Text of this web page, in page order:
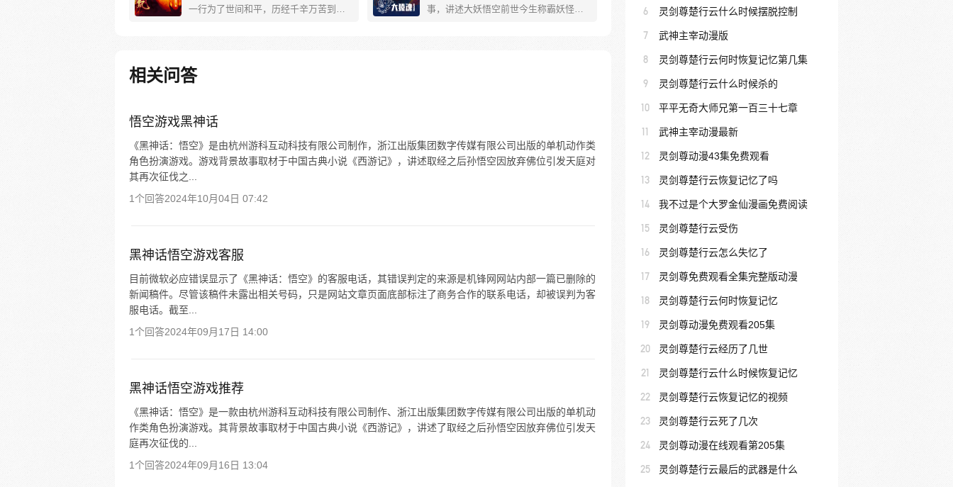
一行为了世间和平，历经千辛万苦到达
位，小狼妖白狼不辞万难，找到唐三藏
大法师，和他一起重新寻回徒弟们，组
旅……
事，讲述大妖悟空前世今生称霸妖怪大
相关问答
悟空游戏黑神话
《黑神话：悟空》是由杭州游科互动科技有限公司制作，浙江出版集团数字传媒有限公司出版的单机动作类
角色扮演游戏。游戏背景故事取材于中国古典小说《西游记》，讲述取经之后孙悟空因放弃佛位引发天庭对
其再次征伐之...
1个回答2024年10月04日 07:42
黑神话悟空游戏客服
目前微软必应错误显示了《黑神话：悟空》的客服电话，其错误判定的来源是机锋网网站内部一篇已删除的
新闻稿件。尽管该稿件未露出相关号码，只是网站文章页面底部标注了商务合作的联系电话，却被误判为客
服电话。截至...
1个回答2024年09月17日 14:00
黑神话悟空游戏推荐
《黑神话：悟空》是一款由杭州游科互动科技有限公司制作、浙江出版集团数字传媒有限公司出版的单机动
作类角色扮演游戏。其背景故事取材于中国古典小说《西游记》，讲述了取经之后孙悟空因放弃佛位引发天
庭再次征伐的...
1个回答2024年09月16日 13:04
6 灵剑尊楚行云什么时候摆脱控制
7 武神主宰动漫版
8 灵剑尊楚行云何时恢复记忆第几集
9 灵剑尊楚行云什么时候杀的
10 平平无奇大师兄第一百三十七章
11 武神主宰动漫最新
12 灵剑尊动漫43集免费观看
13 灵剑尊楚行云恢复记忆了吗
14 我不过是个大罗金仙漫画免费阅读
15 灵剑尊楚行云受伤
16 灵剑尊楚行云怎么失忆了
17 灵剑尊免费观看全集完整版动漫
18 灵剑尊楚行云何时恢复记忆
19 灵剑尊动漫免费观看205集
20 灵剑尊楚行云经历了几世
21 灵剑尊楚行云什么时候恢复记忆
22 灵剑尊楚行云恢复记忆的视频
23 灵剑尊楚行云死了几次
24 灵剑尊动漫在线观看第205集
25 灵剑尊楚行云最后的武器是什么